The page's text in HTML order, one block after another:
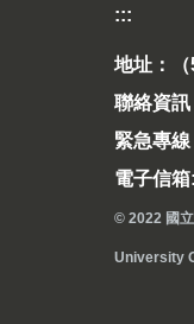
:::
地址：
聯絡資
緊急專
電子信
© 2022 國
University